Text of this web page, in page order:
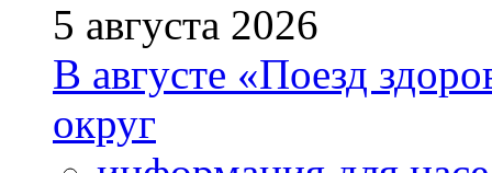
5 августа 2026
В августе «Поезд
округ